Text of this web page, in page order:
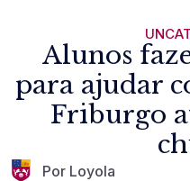
Alunos
para ajudar
Friburgo
Por Loyola